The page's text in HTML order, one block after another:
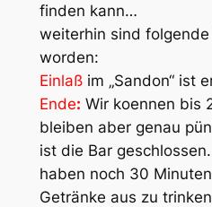
finden kann…
weiterhin sind
worden:
Einlaßim „Sandon“ ist
Ende: Wir koennen bis
bleiben aber genau
ist die Bar
haben noch 30
Getränke aus zu